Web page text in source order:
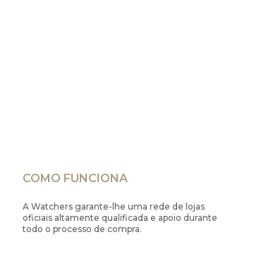
COMO FUNCIONA
A Watchers garante-lhe uma rede de lojas
oficiais altamente qualificada e apoio durante
todo o processo de compra.